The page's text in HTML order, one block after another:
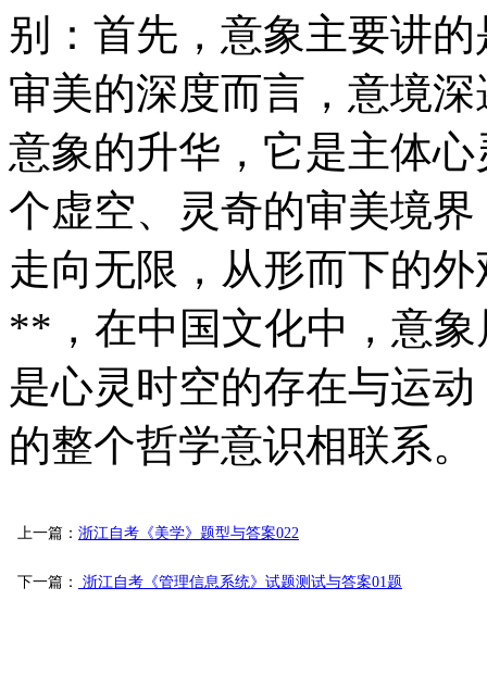
别：首先，意象主要讲
审美的深度而言，意境
意象的升华，它是主体
个虚空、灵奇的审美境
走向无限，从形而下的
**，在中国文化中，意
是心灵时空的存在与运
的整个哲学意识相联系。
上一篇： 浙江自考《美学》题型与答案022
下一篇： 浙江自考《管理信息系统》试题测试与答案01题